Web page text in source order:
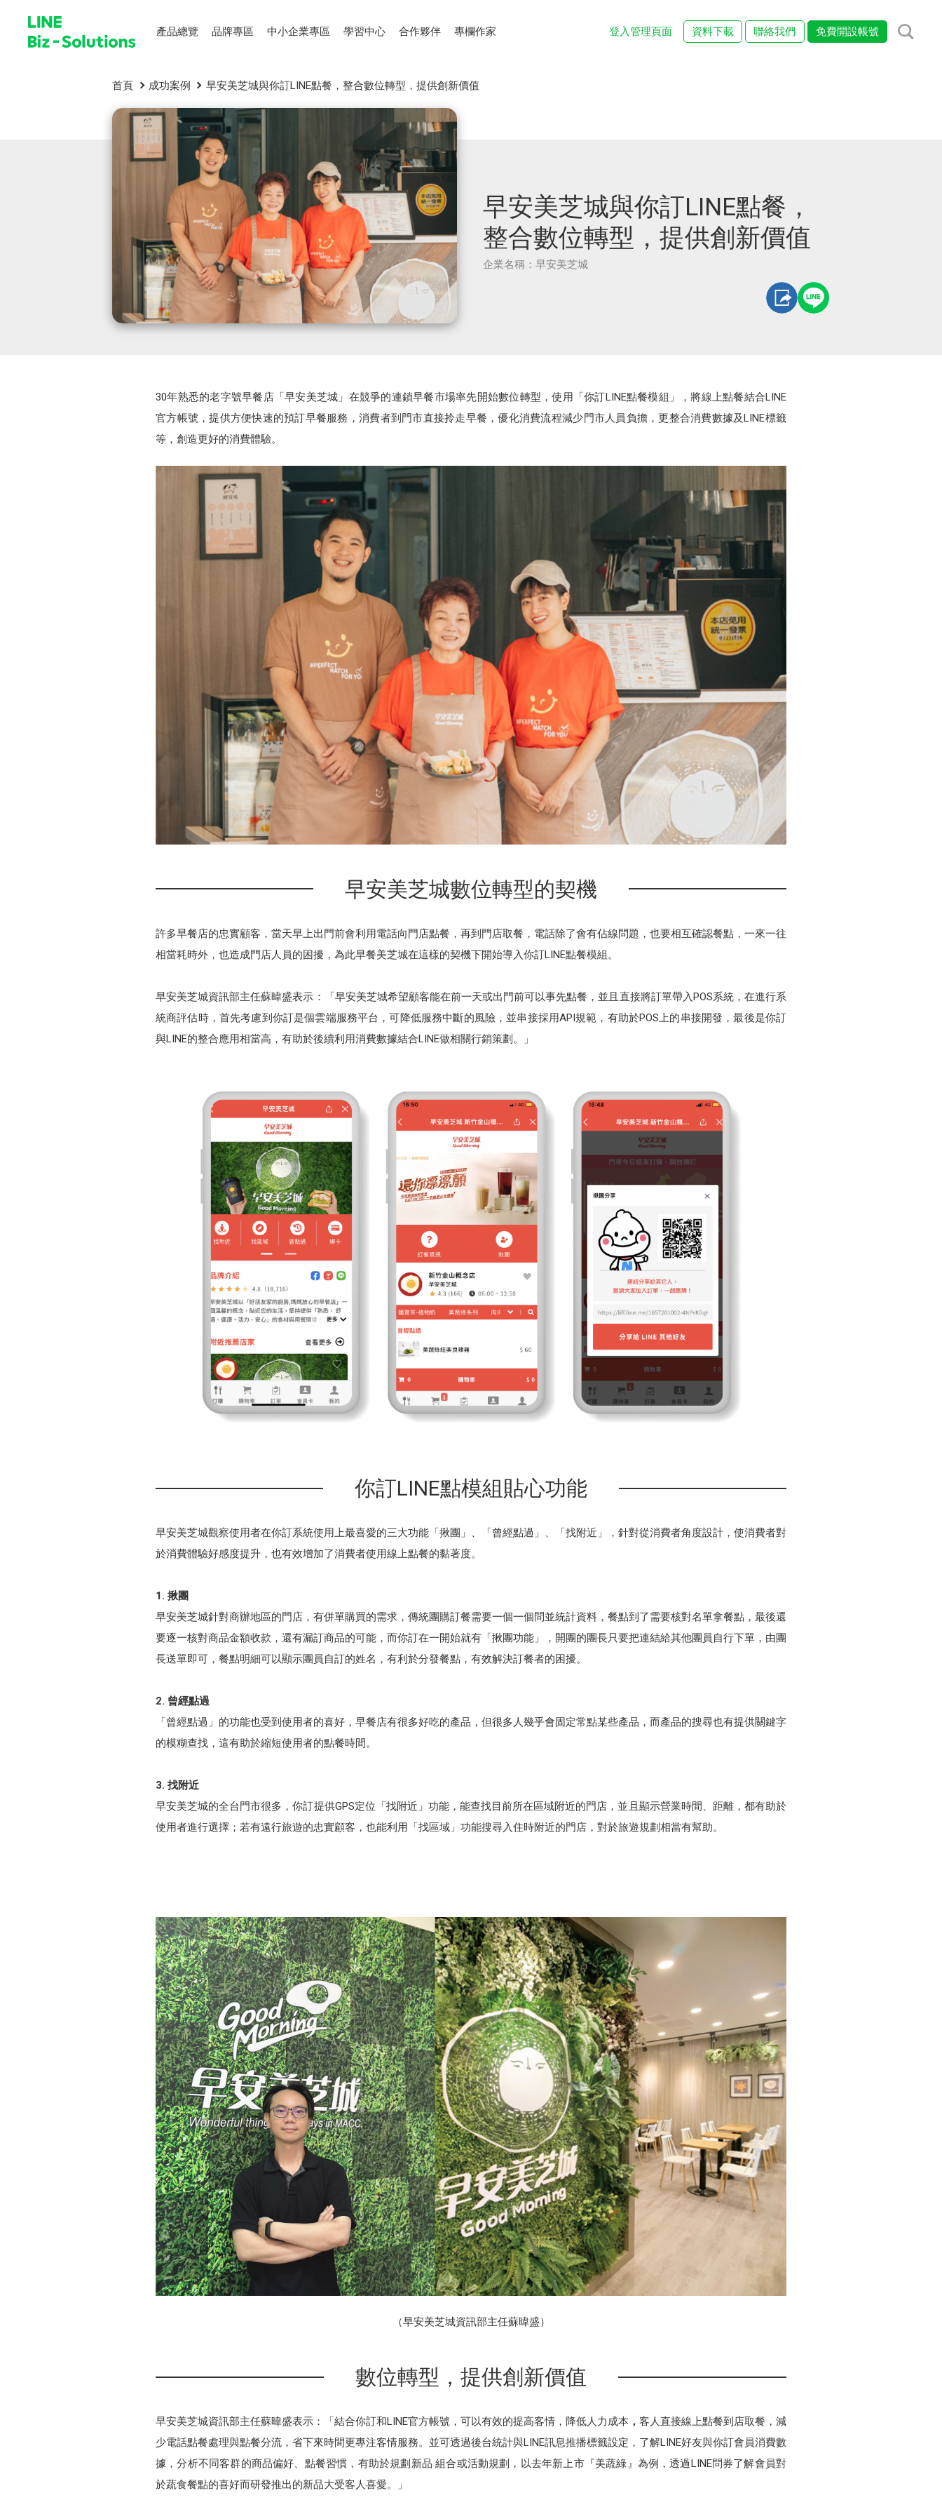
產品總覽 品牌專區 中小企業專區 學習中心 合作夥伴 專欄作家 登入管理頁面 資料下載 聯絡我們 免費開設帳號
首頁 成功案例 早安美芝城與你訂LINE點餐，整合數位轉型，提供創新價值
早安美芝城與你訂LINE點餐，
整合數位轉型，提供創新價值
企業名稱：早安美芝城
30年熟悉的老字號早餐店「早安美芝城」在競爭的連鎖早餐市場率先開始數位轉型，使用「你訂LINE點餐模組」，將線上點餐結合LINE
官方帳號，提供方便快速的預訂早餐服務，消費者到門市直接拎走早餐，優化消費流程減少門市人員負擔，更整合消費數據及LINE標籤
等，創造更好的消費體驗。
早安美芝城數位轉型的契機
許多早餐店的忠實顧客，當天早上出門前會利用電話向門店點餐，再到門店取餐，電話除了會有佔線問題，也要相互確認餐點，一來一往
相當耗時外，也造成門店人員的困擾，為此早餐美芝城在這樣的契機下開始導入你訂LINE點餐模組。
早安美芝城資訊部主任蘇暐盛表示：「早安美芝城希望顧客能在前一天或出門前可以事先點餐，並且直接將訂單帶入POS系統，在進行系
統商評估時，首先考慮到你訂是個雲端服務平台，可降低服務中斷的風險，並串接採用API規範，有助於POS上的串接開發，最後是你訂
與LINE的整合應用相當高，有助於後續利用消費數據結合LINE做相關行銷策劃。」
你訂LINE點模組貼心功能
早安美芝城觀察使用者在你訂系統使用上最喜愛的三大功能「揪團」、「曾經點過」、「找附近」，針對從消費者角度設計，使消費者對
於消費體驗好感度提升，也有效增加了消費者使用線上點餐的黏著度。
1. 揪團
早安美芝城針對商辦地區的門店，有併單購買的需求，傳統團購訂餐需要一個一個問並統計資料，餐點到了需要核對名單拿餐點，最後還
要逐一核對商品金額收款，還有漏訂商品的可能，而你訂在一開始就有「揪團功能」，開團的團長只要把連結給其他團員自行下單，由團
長送單即可，餐點明細可以顯示團員自訂的姓名，有利於分發餐點，有效解決訂餐者的困擾。
2. 曾經點過
「曾經點過」的功能也受到使用者的喜好，早餐店有很多好吃的產品，但很多人幾乎會固定常點某些產品，而產品的搜尋也有提供關鍵字
的模糊查找，這有助於縮短使用者的點餐時間。
3. 找附近
早安美芝城的全台門市很多，你訂提供GPS定位「找附近」功能，能查找目前所在區域附近的門店，並且顯示營業時間、距離，都有助於
使用者進行選擇；若有遠行旅遊的忠實顧客，也能利用「找區域」功能搜尋入住時附近的門店，對於旅遊規劃相當有幫助。
（早安美芝城資訊部主任蘇暐盛）
數位轉型，提供創新價值
早安美芝城資訊部主任蘇暐盛表示：「結合你訂和LINE官方帳號，可以有效的提高客情，降低人力成本 ， 客人直接線上點餐到店取餐，減
少電話點餐處理與點餐分流，省下來時間更專注客情服務。並可透過後台統計與LINE訊息推播標籤設定，了解LINE好友與你訂會員消費數
據，分析不同客群的商品偏好、點餐習慣，有助於規劃新品 組合或活動規劃，以去年新上市『美蔬綠』為例，透過LINE問券了解會員對
於蔬食餐點的喜好而研發推出的新品大受客人喜愛。」